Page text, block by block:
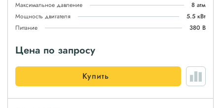
Максимальное давление
8 атм
Мощность двигателя
5.5 кВт
Питание
380 В
Цена по запросу
Купить